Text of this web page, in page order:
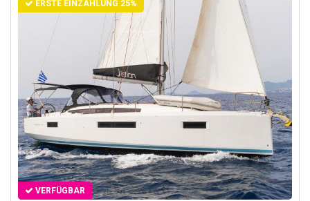
ERSTE EINZAHLUNG 25%
VERFÜGBAR